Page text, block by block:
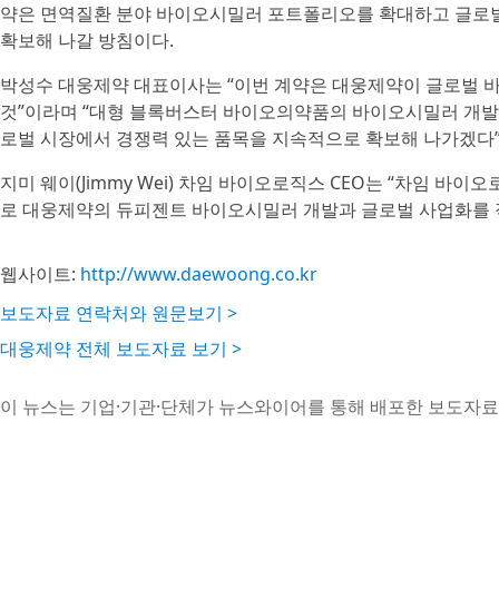
약은 면역질환 분야 바이오시밀러 포트폴리오를 확대하고 글
확보해 나갈 방침이다.
박성수 대웅제약 대표이사는 “이번 계약은 대웅제약이 글로벌
것”이라며 “대형 블록버스터 바이오의약품의 바이오시밀러 개
로벌 시장에서 경쟁력 있는 품목을 지속적으로 확보해 나가겠다
지미 웨이(Jimmy Wei) 차임 바이오로직스 CEO는 “차임 바이
로 대웅제약의 듀피젠트 바이오시밀러 개발과 글로벌 사업화를
웹사이트: http://www.daewoong.co.kr
보도자료 연락처와 원문보기 >
대웅제약 전체 보도자료 보기 >
이 뉴스는 기업·기관·단체가 뉴스와이어를 통해 배포한 보도자